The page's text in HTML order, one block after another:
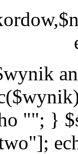
""; }